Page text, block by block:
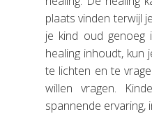
plaats vinden terwijl
je kind oud
healing inhoudt, kun
te lichten en te
willen vragen.
spannende ervaring,